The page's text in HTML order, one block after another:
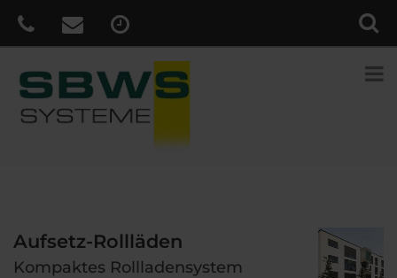
Aufsetz-Rollläden
Kompaktes Rollladensystem